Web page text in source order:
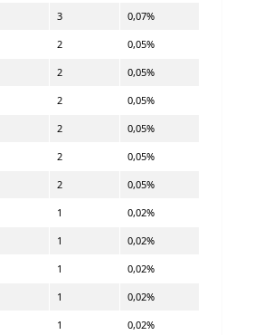
3 0,07%
2 0,05%
2 0,05%
2 0,05%
2 0,05%
2 0,05%
2 0,05%
1 0,02%
1 0,02%
1 0,02%
1 0,02%
1 0,02%